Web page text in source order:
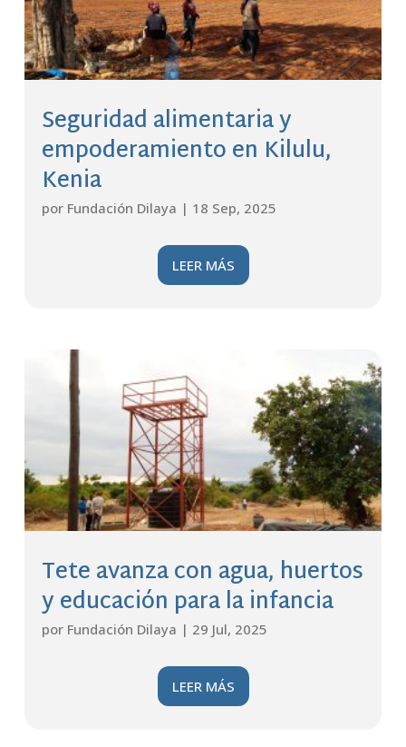
Seguridad alimentaria y
empoderamiento en Kilulu,
Kenia
por Fundación Dilaya | 18 Sep, 2025
LEER MÁS
Tete avanza con agua, huertos
y educación para la infancia
por Fundación Dilaya | 29 Jul, 2025
LEER MÁS